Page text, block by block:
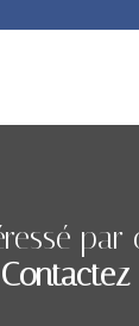
par